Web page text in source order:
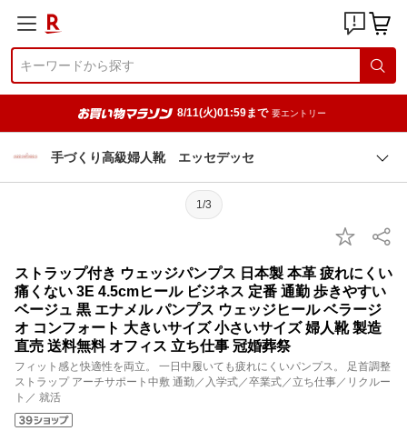
8/11(火)01:59まで 要エントリー
手づくり高級婦人靴 エッセデッセ
1/3
ストラップ付き ウェッジパンプス 日本製 本革 疲れにくい
痛くない 3E 4.5cmヒール ビジネス 定番 通勤 歩きやすい
ベージュ 黒 エナメル パンプス ウェッジヒール ベラージ
オ コンフォート 大きいサイズ 小さいサイズ 婦人靴 製造
直売 送料無料 オフィス 立ち仕事 冠婚葬祭
フィット感と快適性を両立。 一日中履いても疲れにくいパンプス。 足首調整
ストラップ アーチサポート中敷 通勤／入学式／卒業式／立ち仕事／リクルー
ト／ 就活